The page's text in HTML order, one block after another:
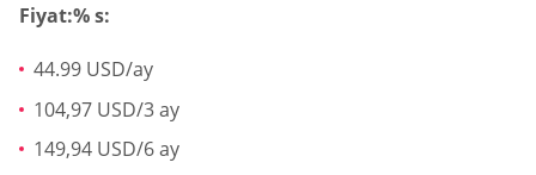
Fiyat:% s:
44.99 USD/ay
104,97 USD/3 ay
149,94 USD/6 ay